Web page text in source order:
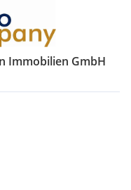
Immobilien GmbH